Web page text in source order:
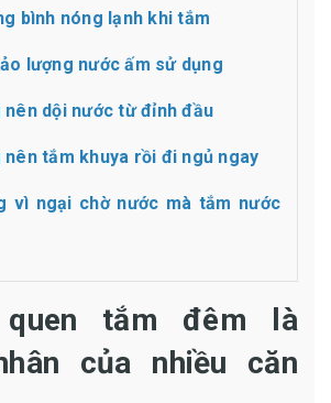
bình nóng lạnh khi tắm
lượng nước ấm sử dụng
nên dội nước từ đỉnh đầu
nên tắm khuya rồi đi ngủ ngay
vì ngại chờ nước mà tắm nước
tắm đêm là
của nhiều căn